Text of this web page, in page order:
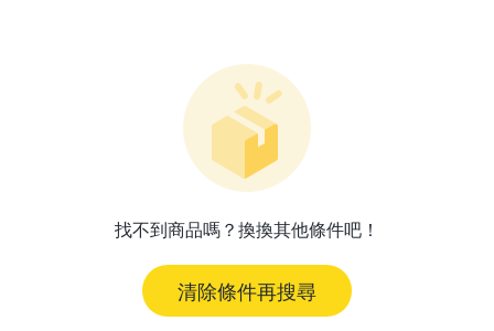
找不到商品嗎？換換其他條件吧！
清除條件再搜尋